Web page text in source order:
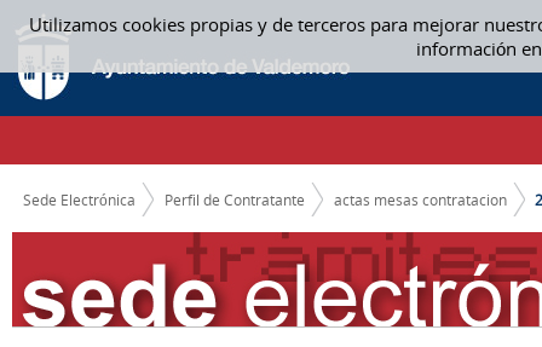
Utilizamos cookies propias y de terceros para mejorar
información
Saltar al contenido
2019 - ACTAS MESAS CONTRATACION
CAMINO DE MIGAS
Sede Electrónica Perfil de Contratante actas mesas contratacion